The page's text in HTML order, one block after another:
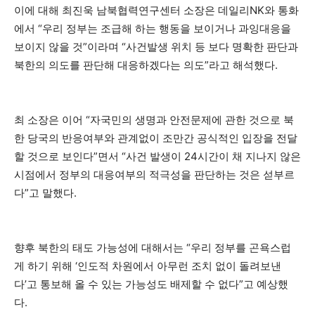
이에 대해 최진욱 남북협력연구센터 소장은 데일리NK와 통화
에서 “우리 정부는 조급해 하는 행동을 보이거나 과잉대응을
보이지 않을 것”이라며 “사건발생 위치 등 보다 명확한 판단과
북한의 의도를 판단해 대응하겠다는 의도”라고 해석했다.
최 소장은 이어 “자국민의 생명과 안전문제에 관한 것으로 북
한 당국의 반응여부와 관계없이 조만간 공식적인 입장을 전달
할 것으로 보인다”면서 “사건 발생이 24시간이 채 지나지 않은
시점에서 정부의 대응여부의 적극성을 판단하는 것은 섣부르
다”고 말했다.
향후 북한의 태도 가능성에 대해서는 “우리 정부를 곤욕스럽
게 하기 위해 ‘인도적 차원에서 아무런 조치 없이 돌려보낸
다’고 통보해 올 수 있는 가능성도 배제할 수 없다”고 예상했
다.